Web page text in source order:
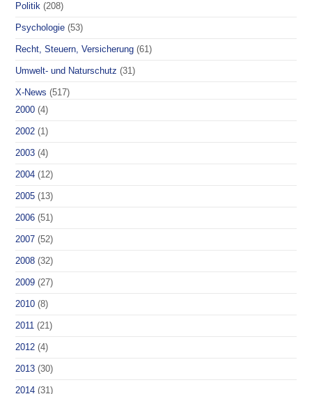
Politik (208)
Psychologie (53)
Recht, Steuern, Versicherung (61)
Umwelt- und Naturschutz (31)
X-News (517)
2000 (4)
2002 (1)
2003 (4)
2004 (12)
2005 (13)
2006 (51)
2007 (52)
2008 (32)
2009 (27)
2010 (8)
2011 (21)
2012 (4)
2013 (30)
2014 (31)